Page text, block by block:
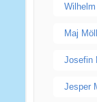
Maj
Josefin
Jesper